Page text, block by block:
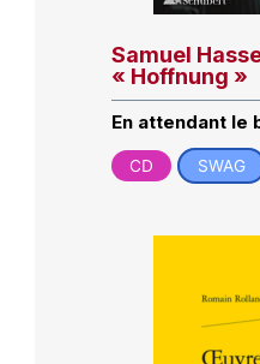
Samuel
« Hoffnung »
En attendant
CD SWAG